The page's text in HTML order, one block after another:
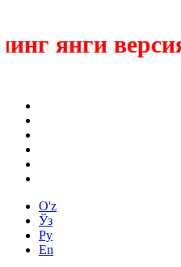
янги
O'z
Ўз
Ру
En